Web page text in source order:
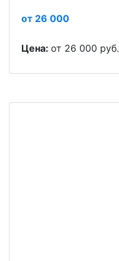
от 26 000
Цена: от 26 000 руб.